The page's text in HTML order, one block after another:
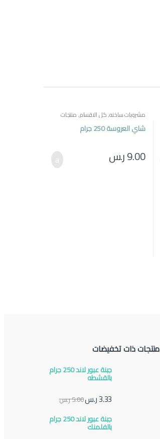
مشروبات ساخنه,كل الاقسام,منتجات
مصرية
شاي العروسة 250 جرام
9.00ر.س
منتجات ذات تخفيضات
جبنة عبور لاند 250 جرام
بالقشطه
3.33ر.س5.00ر.س
جبنة عبور لاند 250 جرام
بالفلمنك